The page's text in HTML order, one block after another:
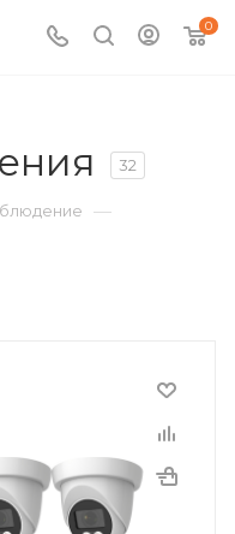
0
32
—